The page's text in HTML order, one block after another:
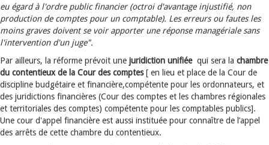
eu égard à l'ordre public financier (octroi d'avantage injustifié, non
production de comptes pour un comptable). Les erreurs ou fautes les
moins graves doivent se voir apporter une réponse managériale sans
l'intervention d'un juge".
Par ailleurs, la réforme prévoit une juridiction unifiée qui sera la chambre
du contentieux de la Cour des comptes[ en lieu et place de la Cour de
discipline budgétaire et financière,compétente pour les ordonnateurs, et
des juridictions financières (Cour des comptes et les chambres régionales
et territoriales des comptes) compétente pour les comptables publics].
Une cour d'appel financière est aussi instituée pour connaître de l’appel
des arrêts de cette chambre du contentieux.